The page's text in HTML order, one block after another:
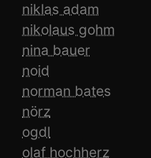
niklas adam
nikolaus gohm
nina bauer
noid
norman bates
nörz
ogdl
olaf hochherz